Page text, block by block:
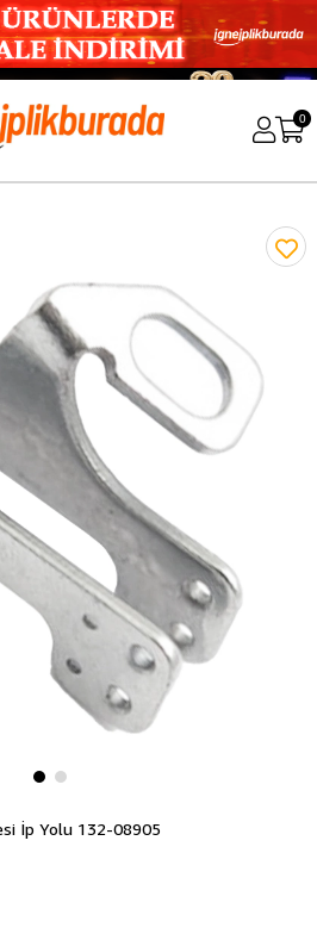
0
İp Yolu 132-08905